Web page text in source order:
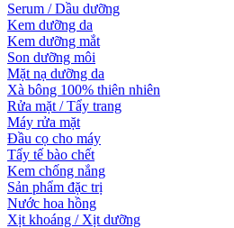
Serum / Dầu dưỡng
Kem dưỡng da
Kem dưỡng mắt
Son dưỡng môi
Mặt nạ dưỡng da
Xà bông 100% thiên nhiên
Rửa mặt / Tẩy trang
Máy rửa mặt
Đầu cọ cho máy
Tẩy tế bào chết
Kem chống nắng
Sản phẩm đặc trị
Nước hoa hồng
Xịt khoáng / Xịt dưỡng